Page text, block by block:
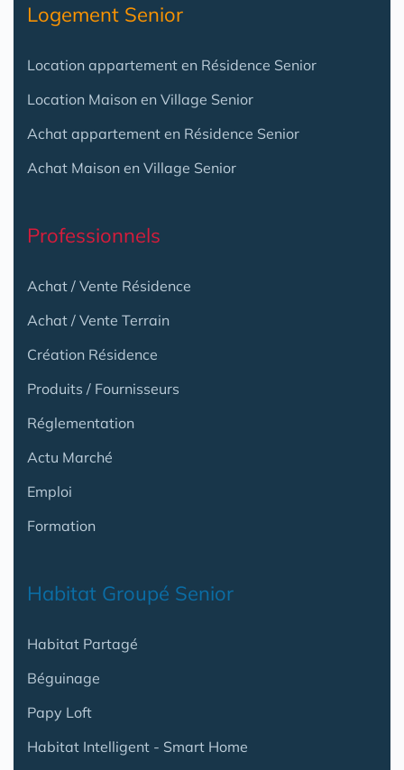
Logement Senior
Location appartement en Résidence Senior
Location Maison en Village Senior
Achat appartement en Résidence Senior
Achat Maison en Village Senior
Professionnels
Achat / Vente Résidence
Achat / Vente Terrain
Création Résidence
Produits / Fournisseurs
Réglementation
Actu Marché
Emploi
Formation
Habitat Groupé Senior
Habitat Partagé
Béguinage
Papy Loft
Habitat Intelligent - Smart Home